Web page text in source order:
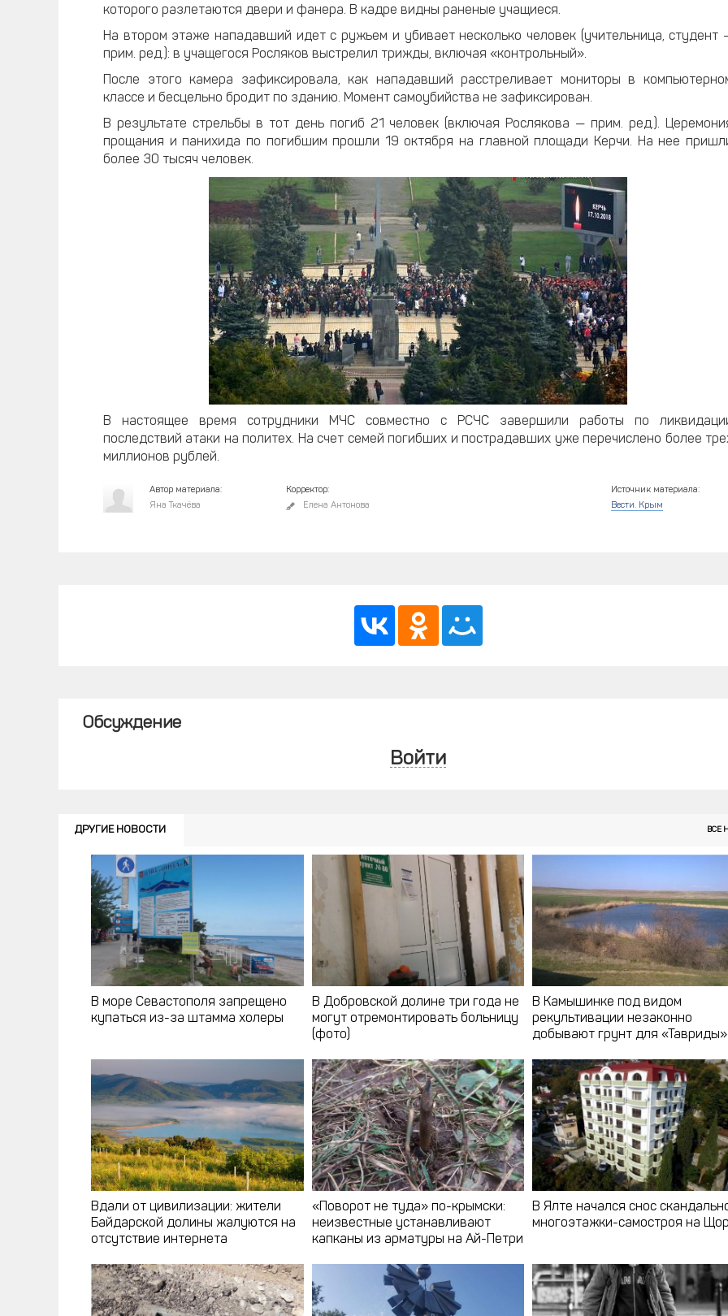
которого разлетаются двери и фанера. В кадре видны раненые учащиеся.
На втором этаже нападавший идет с ружьем и убивает несколько человек (учительница, студент
прим. ред.): в учащегося Росляков выстрелил трижды, включая «контрольный».
После этого камера зафиксировала, как нападавший расстреливает мониторы в
классе и бесцельно бродит по зданию. Момент самоубийства не зафиксирован.
В результате стрельбы в тот день погиб 21 человек (включая Рослякова — прим. ред.).
прощания и панихида по погибшим прошли 19 октября на главной площади Керчи. На нее
более 30 тысяч человек.
В настоящее время сотрудники МЧС совместно с РСЧС завершили работы по
последствий атаки на политех. На счет семей погибших и пострадавших уже перечислено более
миллионов рублей.
Автор материала:
Яна Ткачёва
Корректор:
Елена Антонова
Источник материала:
Вести. Крым
Обсуждение
Войти
В море Севастополя запрещено
купаться из-за штамма холеры
В Добровской долине три года не
могут отремонтировать больницу
(фото)
В Камышинке под видом
рекультивации незаконно
добывают грунт для «Тавриды»
Вдали от цивилизации: жители
Байдарской долины жалуются на
отсутствие интернета
«Поворот не туда» по-крымски:
неизвестные устанавливают
капканы из арматуры на Ай-Петри
В Ялте начался снос
многоэтажки-самостроя на
ДРУГИЕ НОВОСТИ ВСЕ